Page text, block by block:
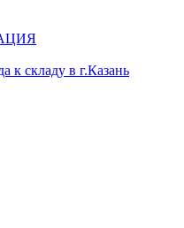
складу в г.Казань